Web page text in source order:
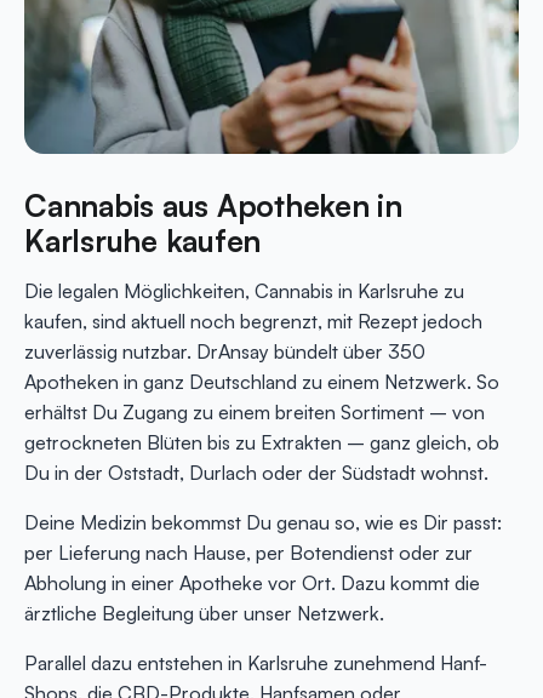
Cannabis aus Apotheken in
Karlsruhe kaufen
Die legalen Möglichkeiten, Cannabis in Karlsruhe zu
kaufen, sind aktuell noch begrenzt, mit Rezept jedoch
zuverlässig nutzbar. DrAnsay bündelt über 350
Apotheken in ganz Deutschland zu einem Netzwerk. So
erhältst Du Zugang zu einem breiten Sortiment – von
getrockneten Blüten bis zu Extrakten – ganz gleich, ob
Du in der Oststadt, Durlach oder der Südstadt wohnst.
Deine Medizin bekommst Du genau so, wie es Dir passt:
per Lieferung nach Hause, per Botendienst oder zur
Abholung in einer Apotheke vor Ort. Dazu kommt die
ärztliche Begleitung über unser Netzwerk.
Parallel dazu entstehen in Karlsruhe zunehmend Hanf-